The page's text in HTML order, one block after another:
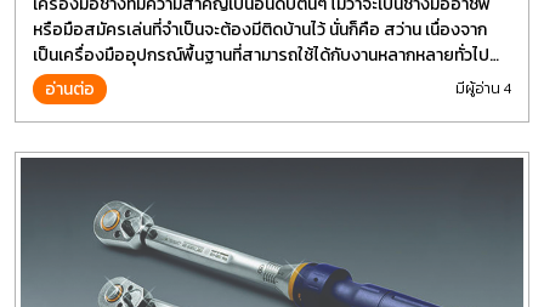
หรือมือสมัครเล่นที่จำเป็นจะต้องมีติดบ้านไว้ นั่นก็คือ สว่าน เนื่องจาก
เป็นเครื่องมืออุปกรณ์พื้นฐานที่สามารถใช้ได้กับงานหลากหลายทั่วไป
เรียกว่า เป็นเครื่องมือที่ใช้ง่าย ใครๆก็สามารถใช้ได้
อ่านต่อ มีผู้อ่าน 4